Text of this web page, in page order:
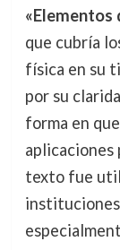
«Elementos
que cubría
física en su
por su
forma en
aplicaciones
texto fue
instituciones